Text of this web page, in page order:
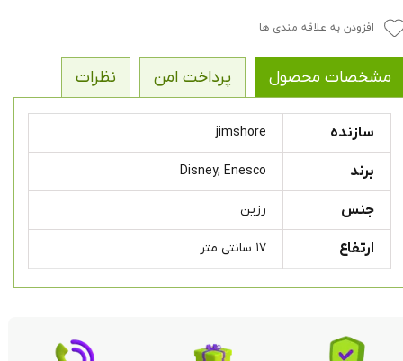
افزودن به علاقه مندی ها
مشخصات محصول پرداخت امن نظرات
سازنده jimshore
برند Disney, Enesco
جنس رزین
ارتفاع ۱۷ سانتی متر